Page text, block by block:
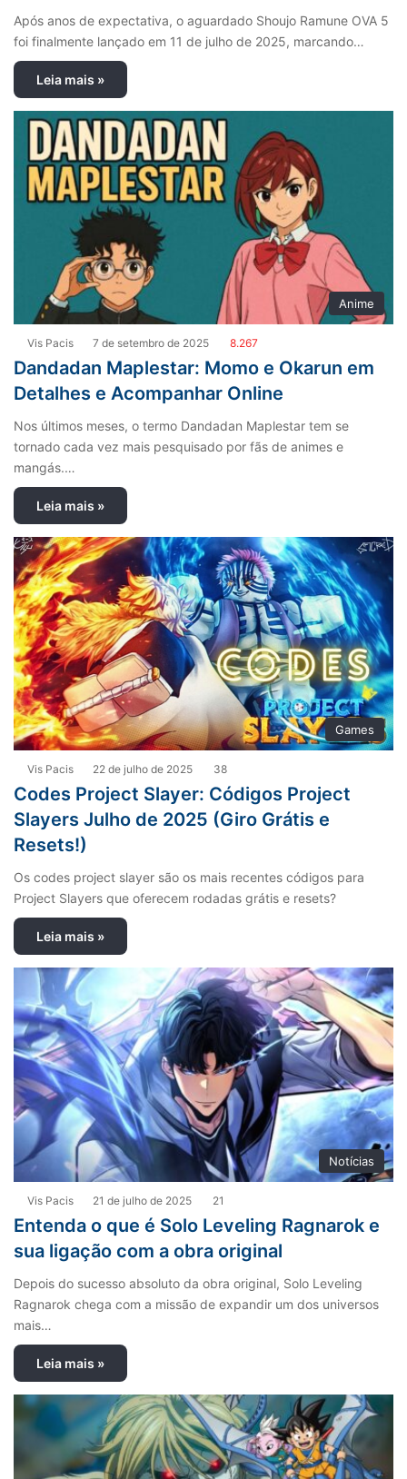
Após anos de expectativa, o aguardado Shoujo Ramune OVA 5
foi finalmente lançado em 11 de julho de 2025, marcando…
Leia mais »
Anime
Vis Pacis 7 de setembro de 2025 8.267
Dandadan Maplestar: Momo e Okarun em
Detalhes e Acompanhar Online
Nos últimos meses, o termo Dandadan Maplestar tem se
tornado cada vez mais pesquisado por fãs de animes e
mangás.…
Leia mais »
Games
Vis Pacis 22 de julho de 2025 38
Codes Project Slayer: Códigos Project
Slayers Julho de 2025 (Giro Grátis e
Resets!)
Os codes project slayer são os mais recentes códigos para
Project Slayers que oferecem rodadas grátis e resets?
Leia mais »
Notícias
Vis Pacis 21 de julho de 2025 21
Entenda o que é Solo Leveling Ragnarok e
sua ligação com a obra original
Depois do sucesso absoluto da obra original, Solo Leveling
Ragnarok chega com a missão de expandir um dos universos
mais…
Leia mais »